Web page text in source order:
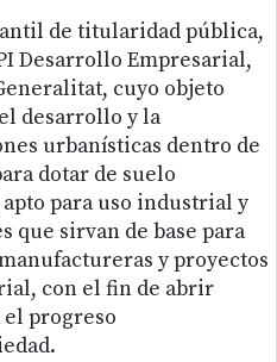
de titularidad pública,
Desarrollo Empresarial,
cuyo objeto
desarrollo y la
urbanísticas dentro de
dotar de suelo
para uso industrial y
que sirvan de base para
y proyectos
con el fin de abrir
progreso